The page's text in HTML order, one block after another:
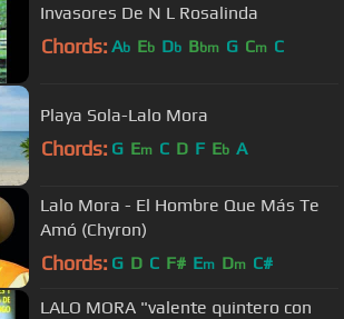
Invasores De N L Rosalinda
Chords: Ab Eb Db Bbm G Cm C
Playa Sola-Lalo Mora
Chords: G Em C D F Eb A
Lalo Mora - El Hombre Que Más Te
Amó (Chyron)
Chords: G D C F# Em Dm C#
LALO MORA "valente quintero con